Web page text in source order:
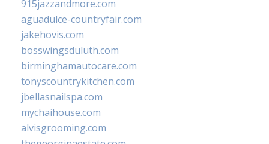
915jazzandmore.com
aguadulce-countryfair.com
jakehovis.com
bosswingsduluth.com
birminghamautocare.com
tonyscountrykitchen.com
jbellasnailspa.com
mychaihouse.com
alvisgrooming.com